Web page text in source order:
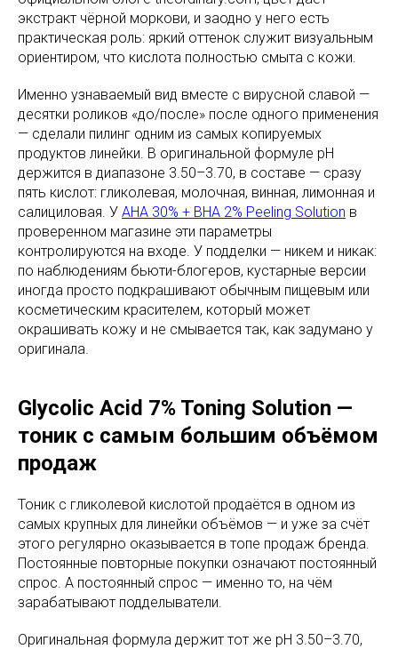
экстракт чёрной моркови, и заодно у него есть
практическая роль: яркий оттенок служит визуальным
ориентиром, что кислота полностью смыта с кожи.
Именно узнаваемый вид вместе с вирусной славой —
десятки роликов «до/после» после одного применения
— сделали пилинг одним из самых копируемых
продуктов линейки. В оригинальной формуле pH
держится в диапазоне 3.50–3.70, в составе — сразу
пять кислот: гликолевая, молочная, винная, лимонная и
салициловая. У AHA 30% + BHA 2% Peeling Solution в
проверенном магазине эти параметры
контролируются на входе. У подделки — никем и никак:
по наблюдениям бьюти-блогеров, кустарные версии
иногда просто подкрашивают обычным пищевым или
косметическим красителем, который может
окрашивать кожу и не смывается так, как задумано у
оригинала.
Glycolic Acid 7% Toning Solution —
тоник с самым большим объёмом
продаж
Тоник с гликолевой кислотой продаётся в одном из
самых крупных для линейки объёмов — и уже за счёт
этого регулярно оказывается в топе продаж бренда.
Постоянные повторные покупки означают постоянный
спрос. А постоянный спрос — именно то, на чём
зарабатывают подделыватели.
Оригинальная формула держит тот же pH 3.50–3.70,